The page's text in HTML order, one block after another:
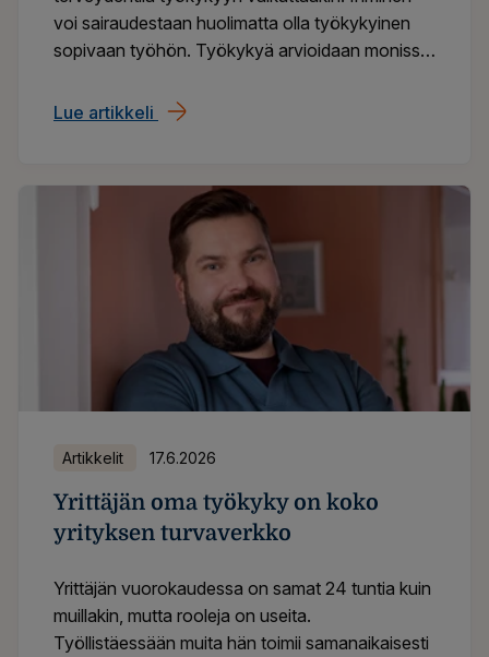
voi sairaudestaan huolimatta olla työkykyinen
sopivaan työhön. Työkykyä arvioidaan monissa
kuntoutuksen tai eläkkeen hakemisen
Lue artikkeli Miten arvioida ja mitata työkykyä?
Artikkelit 17.6.2026
Yrittäjän oma työkyky on koko
yrityksen turvaverkko
Yrittäjän vuorokaudessa on samat 24 tuntia kuin
muillakin, mutta rooleja on useita.
Työllistäessään muita hän toimii samanaikaisesti